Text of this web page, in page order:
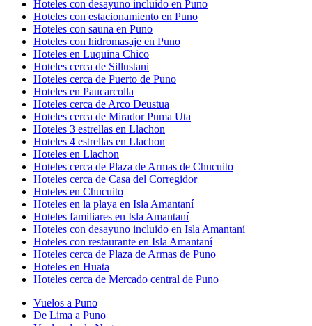
Hoteles con desayuno incluido en Puno
Hoteles con estacionamiento en Puno
Hoteles con sauna en Puno
Hoteles con hidromasaje en Puno
Hoteles en Luquina Chico
Hoteles cerca de Sillustani
Hoteles cerca de Puerto de Puno
Hoteles en Paucarcolla
Hoteles cerca de Arco Deustua
Hoteles cerca de Mirador Puma Uta
Hoteles 3 estrellas en Llachon
Hoteles 4 estrellas en Llachon
Hoteles en Llachon
Hoteles cerca de Plaza de Armas de Chucuito
Hoteles cerca de Casa del Corregidor
Hoteles en Chucuito
Hoteles en la playa en Isla Amantaní
Hoteles familiares en Isla Amantaní
Hoteles con desayuno incluido en Isla Amantaní
Hoteles con restaurante en Isla Amantaní
Hoteles cerca de Plaza de Armas de Puno
Hoteles en Huata
Hoteles cerca de Mercado central de Puno
Vuelos a Puno
De Lima a Puno